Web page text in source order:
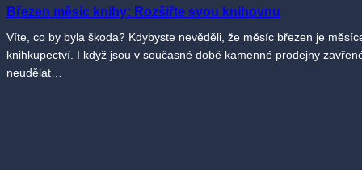
Březen měsíc knihy: Rozšiřte svou knihovnu
Víte, co by byla škoda? Kdybyste nevěděli, že měsíc březen je
knihkupectví. I když jsou v současné době kamenné prodejny
neudělat…